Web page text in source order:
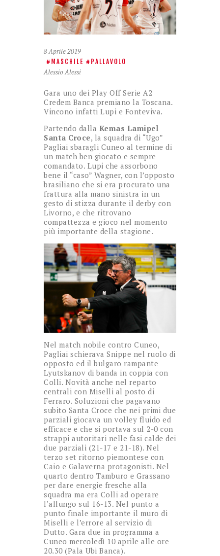
8 Aprile 2019
MASCHILE PALLAVOLO
Alessio Alessi
Gara uno dei Play Off Serie A2
Credem Banca premiano la Toscana.
Vincono infatti Lupi e Fonteviva.
Partendo dalla Kemas Lamipel
Santa Croce, la squadra di “Ugo”
Pagliai sbaragli Cuneo al termine di
un match ben giocato e sempre
comandato. Lupi che assorbono
bene il “caso” Wagner, con l’opposto
brasiliano che si era procurato una
frattura alla mano sinistra in un
gesto di stizza durante il derby con
Livorno, e che ritrovano
compattezza e gioco nel momento
più importante della stagione.
Nel match nobile contro Cuneo,
Pagliai schierava Snippe nel ruolo di
opposto ed il bulgaro rampante
Lyutskanov di banda in coppia con
Colli. Novità anche nel reparto
centrali con Miselli al posto di
Ferraro. Soluzioni che pagavano
subito Santa Croce che nei primi due
parziali giocava un volley fluido ed
efficace e che si portava sul 2-0 con
strappi autoritari nelle fasi calde dei
due parziali (21-17 e 21-18). Nel
terzo set ritorno piemontese con
Caio e Galaverna protagonisti. Nel
quarto dentro Tamburo e Grassano
per dare energie fresche alla
squadra ma era Colli ad operare
l’allungo sul 16-13. Nel punto a
punto finale importante il muro di
Miselli e l’errore al servizio di
Dutto. Gara due in programma a
Cuneo mercoledì 10 aprile alle ore
20.30 (Pala Ubi Banca).